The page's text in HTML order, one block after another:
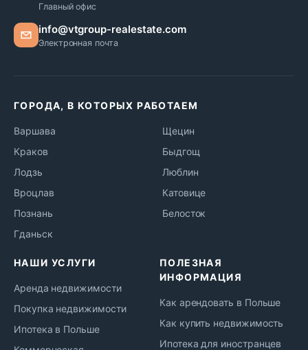
Главный офис
info@vtgroup-realestate.com
Электронная почта
ГОРОДА, В КОТОРЫХ РАБОТАЕМ
Варшава
Краков
Лодзь
Вроцлав
Познань
Гданьск
Щецин
Быдгощ
Люблин
Катовице
Белосток
НАШИ УСЛУГИ
Аренда недвижимости
Покупка недвижимости
Ипотека в Польше
ПОЛЕЗНАЯ
ИНФОРМАЦИЯ
Как арендовать в Польше
Как купить недвижимость
Ипотека для иностранцев